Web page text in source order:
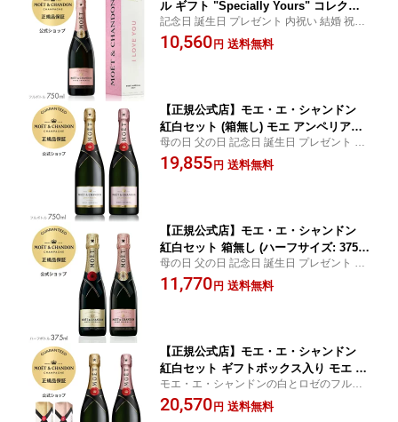
ル ギフト "Specially Yours" コレクシ
ョン 750ml (シャンパン ブリュット 辛
口) 限定ギフトボックス 正規公式店
記念日 誕生日 プレゼント 内祝い 結婚 祝い
結婚祝い 出産 お返し お祝い 結婚式 ギフト
ごあいさつ ご挨拶 新築祝い 記念品 賞品 景
10,560 円 送料無料
【正規公式店】モエ・エ・シャンドン
紅白セット (箱無し) モエ アンペリアル
& ロゼ アンペリアル ( シャンパン セッ
ト ブリュット 辛口) ギフト 結婚祝い プ
母の日 父の日 記念日 誕生日 プレゼント 内
祝い 結婚 祝い 結婚祝い 出産 お返し お祝い
結婚式 ギフト ごあいさつ ご挨拶 新築祝い
19,855 円 送料無料
【正規公式店】モエ・エ・シャンドン
紅白セット 箱無し (ハーフサイズ: 375m
l) モエ アンペリアル & ロゼ アンペリア
ル (シャンパン セット ブリュット 辛口)
母の日 父の日 記念日 誕生日 プレゼント 内
祝い 結婚 祝い 結婚祝い 出産 お返し お祝い
結婚式 ギフト ごあいさつ ご挨拶 新築祝い
11,770 円 送料無料
【正規公式店】モエ・エ・シャンドン
紅白セット ギフトボックス入り モエ ア
ンペリアル & ロゼ アンペリアル ( シャ
ンパン セット ブリュット 辛口) ギフト
モエ・エ・シャンドンの白とロゼのフルボ
トルが、モエのギフトボックスに1本ずつ入
った2箱セットです。ボトルとおそろいの、
20,570 円 送料無料